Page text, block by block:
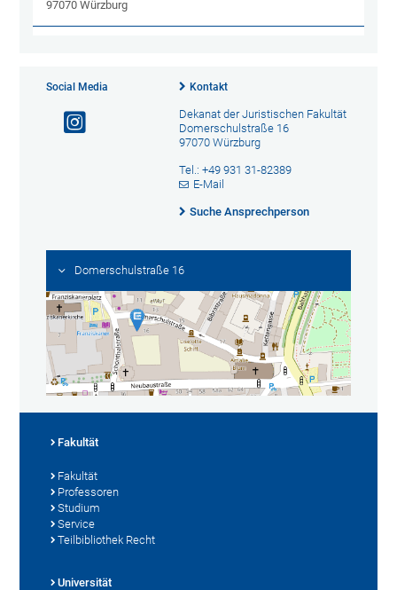
97070 Würzburg
Social Media Kontakt
Dekanat der Juristischen Fakultät
Domerschulstraße 16
97070 Würzburg
Tel.: +49 931 31-82389
E-Mail
Suche Ansprechperson
Domerschulstraße 16
Fakultät
Fakultät
Professoren
Studium
Service
Teilbibliothek Recht
Universität